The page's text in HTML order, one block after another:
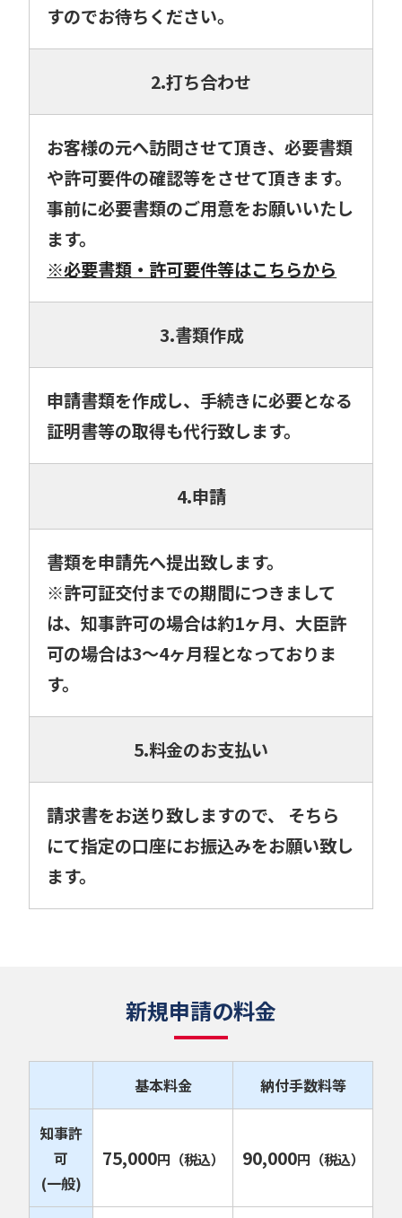
すのでお待ちください。
2.打ち合わせ
お客様の元へ訪問させて頂き、必要書類
や許可要件の確認等をさせて頂きます。
事前に必要書類のご用意をお願いいたし
ます。
※必要書類・許可要件等はこちらから
3.書類作成
申請書類を作成し、手続きに必要となる
証明書等の取得も代行致します。
4.申請
書類を申請先へ提出致します。
※許可証交付までの期間につきまして
は、知事許可の場合は約1ヶ月、大臣許
可の場合は3～4ヶ月程となっておりま
す。
5.料金のお支払い
請求書をお送り致しますので、 そちら
にて指定の口座にお振込みをお願い致し
ます。
新規申請の料金
基本料金 納付手数料等
知事許
可
(一般)
75,000円 （税込） 90,000円 （税込）